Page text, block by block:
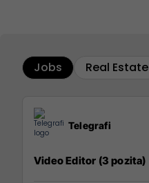
Jobs Real Estate
Telegrafi
Video Editor (3 pozita)